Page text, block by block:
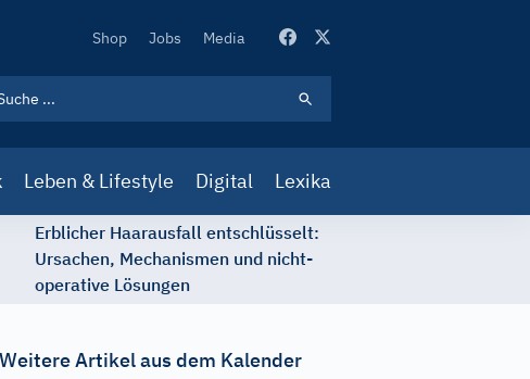
Secondary
Shop Jobs Media
Leben & Lifestyle Digital Lexika
Erblicher Haarausfall entschlüsselt:
Ursachen, Mechanismen und nicht-
operative Lösungen
Weitere Artikel aus dem Kalender